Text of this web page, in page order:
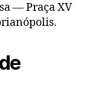
— Praça XV